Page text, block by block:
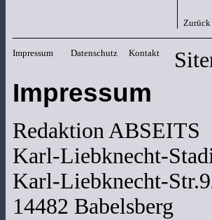
Zurück
Impressum Datenschutz Kontakt
Impressum
Redaktion ABSEITS
Karl-Liebknecht-
Karl-Liebknecht-
14482 Babelsberg